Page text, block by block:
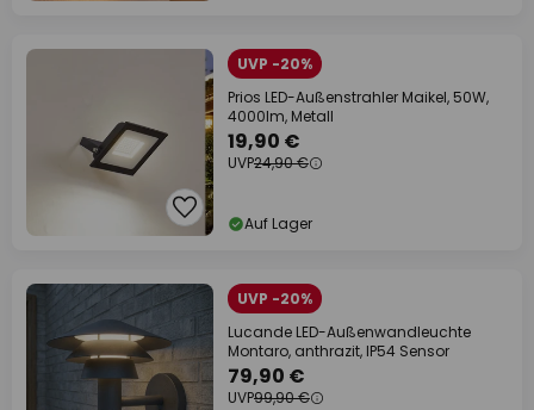
UVP -20%
Prios LED-Außenstrahler Maikel, 50W,
4000lm, Metall
19,90 €
UVP24,90 €
Auf Lager
UVP -20%
Lucande LED-Außenwandleuchte
Montaro, anthrazit, IP54 Sensor
79,90 €
UVP99,90 €